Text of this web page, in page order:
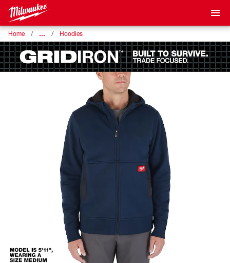
Home … Hoodies